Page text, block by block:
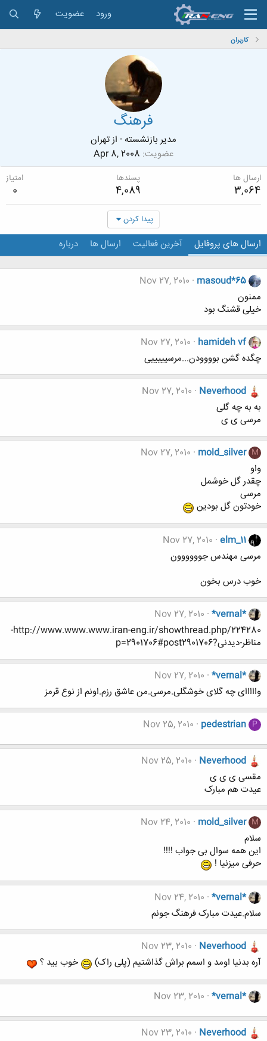
ورود عضویت
کاربران
فرهنگ
مدیر بازنشسته · ازتهران
عضویت Apr 8, 2008
ارسال ها
3,064
پسندها
4,089
امتیاز
0
پیدا کردن
ارسال های پروفایل آخرین فعالیت ارسال ها درباره
masoud*65
Nov 27, 2010
ممنون
خیلی قشنگ بود
hamideh vf
Nov 27, 2010
چگده گشن بوووودن...مرسیییییی
Neverhood
Nov 27, 2010
به به چه گلی
مرسی ی ی
M
mold_silver
Nov 27, 2010
واو
چقدر گل خوشمل
مرسی
خودتون گل بودین
elm_11
Nov 27, 2010
مرسی مهندس جوووووون
خوب درس بخون
*vernal*
Nov 27, 2010
http://www.www.www.iran-eng.ir/showthread.php/224280-
مناظر-دیدنی?p=2901706#post2901706
*vernal*
Nov 27, 2010
وااااای چه گلای خوشگلی.مرسی.من عاشق رزم.اونم از نوع قرمز
P
pedestrian
Nov 25, 2010
Neverhood
Nov 25, 2010
مقسی ی ی ی
عیدت هم مبارک
M
mold_silver
Nov 24, 2010
سلام
این همه سوال بی جواب !!!!
حرفی میزنیا !
*vernal*
Nov 24, 2010
سلام.عیدت مبارک فرهنگ جونم
Neverhood
Nov 23, 2010
آره بدنیا اومد و اسمم براش گذاشتیم (پلی راک)
خوب بید ؟
*vernal*
Nov 23, 2010
Neverhood
Nov 23, 2010